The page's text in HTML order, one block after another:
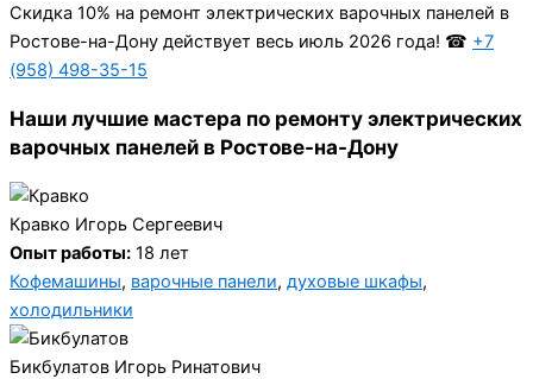
Cкидка 10% на ремонт электрических варочных панелей в
Ростове-на-Дону действует весь июль 2026 года! ☎ +7
(958) 498-35-15
Наши лучшие мастера по ремонту электрических
варочных панелей в Ростове-на-Дону
Кравко Игорь Сергеевич
Опыт работы: 18 лет
Кофемашины, варочные панели, духовые шкафы,
холодильники
Бикбулатов Игорь Ринатович